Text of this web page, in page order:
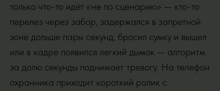
только что-то идёт «не по сценарию» — кто-то
перелез через забор, задержался в запретной
зоне дольше пары секунд, бросил сумку и вышел
или в кадре появился легкий дымок — алгоритм
за долю секунды поднимает тревогу. На телефон
охранника приходит короткий ролик с